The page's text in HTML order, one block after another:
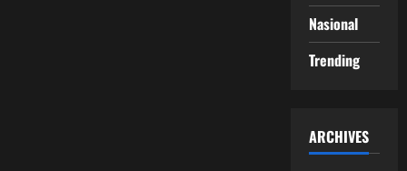
Nasional
Trending
ARCHIVES